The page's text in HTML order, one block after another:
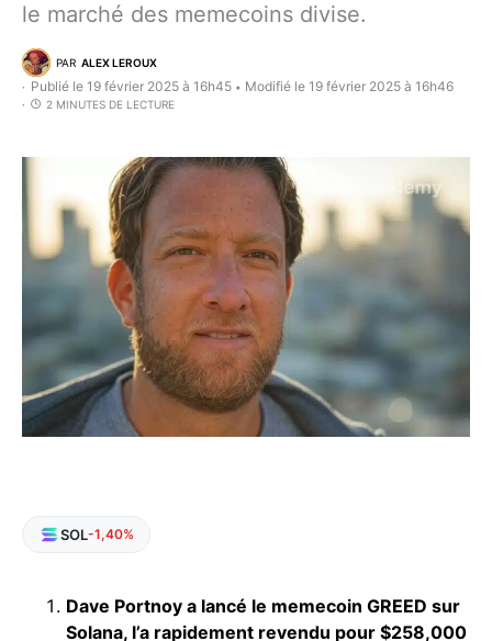
le marché des memecoins divise.
PAR ALEX LEROUX
Publié le 19 février 2025 à 16h45 • Modifié le 19 février 2025 à 16h46
2 MINUTES DE LECTURE
SOL-1,40%
Dave Portnoy a lancé le memecoin GREED sur
Solana, l’a rapidement revendu pour $258,000